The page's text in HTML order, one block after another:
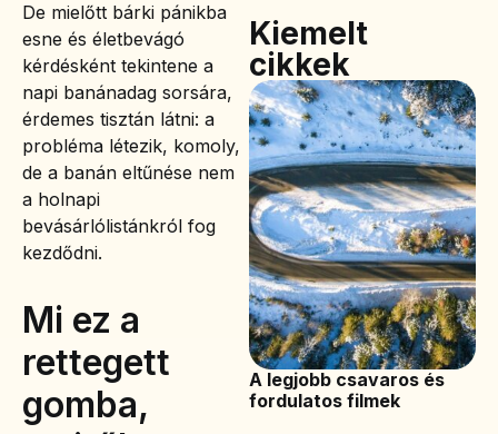
De mielőtt bárki pánikba
esne és életbevágó
kérdésként tekintene a
napi banánadag sorsára,
érdemes tisztán látni: a
probléma létezik, komoly,
de a banán eltűnése nem
a holnapi
bevásárlólistánkról fog
kezdődni.
Mi ez a
rettegett
gomba,
Kiemelt
cikkek
A legjobb csavaros és
fordulatos filmek